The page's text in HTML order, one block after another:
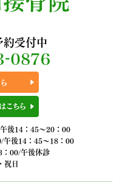
受付中
後14：45～20：00
午後14：45～18：00
：00/午後休診
祝日